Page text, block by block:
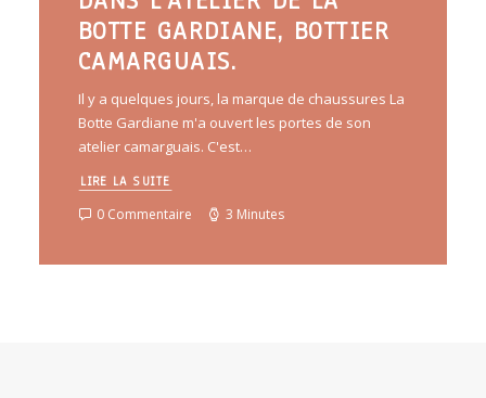
BOTTE GARDIANE, BOTTIER
CAMARGUAIS.
Il y a quelques jours, la marque de chaussures La
Botte Gardiane m'a ouvert les portes de son
atelier camarguais. C'est…
LIRE LA SUITE
0 Commentaire 3 Minutes